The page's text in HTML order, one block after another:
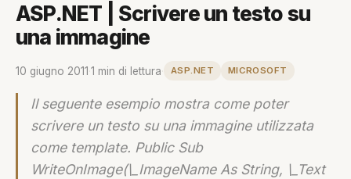
ASP.NET | Scrivere un testo su
una immagine
10 giugno 2011 1 min di lettura ASP.NET MICROSOFT
Il seguente esempio mostra come poter
scrivere un testo su una immagine utilizzata
come template. Public Sub
WriteOnImage(\_ImageName As String, \_Text